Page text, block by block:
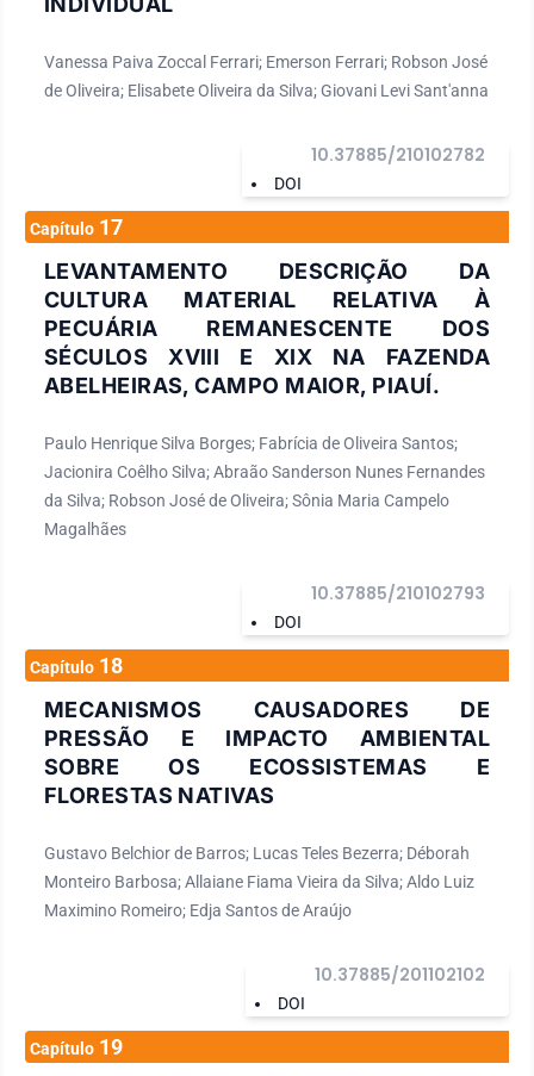
Vanessa Paiva Zoccal Ferrari; Emerson Ferrari; Robson José
de Oliveira; Elisabete Oliveira da Silva; Giovani Levi Sant'anna
DOI
10.37885/210102782
Capítulo 17
LEVANTAMENTO DESCRIÇÃO DA
CULTURA MATERIAL RELATIVA À
PECUÁRIA REMANESCENTE DOS
SÉCULOS XVIII E XIX NA FAZENDA
ABELHEIRAS, CAMPO MAIOR, PIAUÍ.
Paulo Henrique Silva Borges; Fabrícia de Oliveira Santos;
Jacionira Coêlho Silva; Abraão Sanderson Nunes Fernandes
da Silva; Robson José de Oliveira; Sônia Maria Campelo
Magalhães
DOI
10.37885/210102793
Capítulo 18
MECANISMOS CAUSADORES DE
PRESSÃO E IMPACTO AMBIENTAL
SOBRE OS ECOSSISTEMAS E
FLORESTAS NATIVAS
Gustavo Belchior de Barros; Lucas Teles Bezerra; Déborah
Monteiro Barbosa; Allaiane Fiama Vieira da Silva; Aldo Luiz
Maximino Romeiro; Edja Santos de Araújo
DOI
10.37885/201102102
Capítulo 19